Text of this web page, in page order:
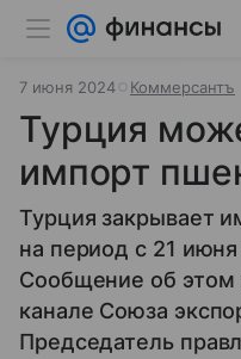
7 июня 2024 Коммерсантъ
Турция
импорт
Турция закрывает
на период с 21
Сообщение об этом
канале Союза
Председатель